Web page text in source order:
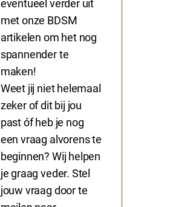
eventueel verder uit
met onze BDSM
artikelen om het nog
spannender te
maken!
Weet jij niet helemaal
zeker of dit bij jou
past óf heb je nog
een vraag alvorens te
beginnen? Wij helpen
je graag veder. Stel
jouw vraag door te